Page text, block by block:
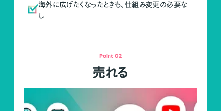
海外に広げたくなったときも、仕組み変更の必要な
し
Point 02
売れる